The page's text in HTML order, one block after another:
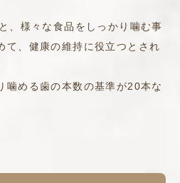
、様々な食品をしっかり噛む事
て、健康の維持に役立つとされ
噛める歯の本数の基準が20本な